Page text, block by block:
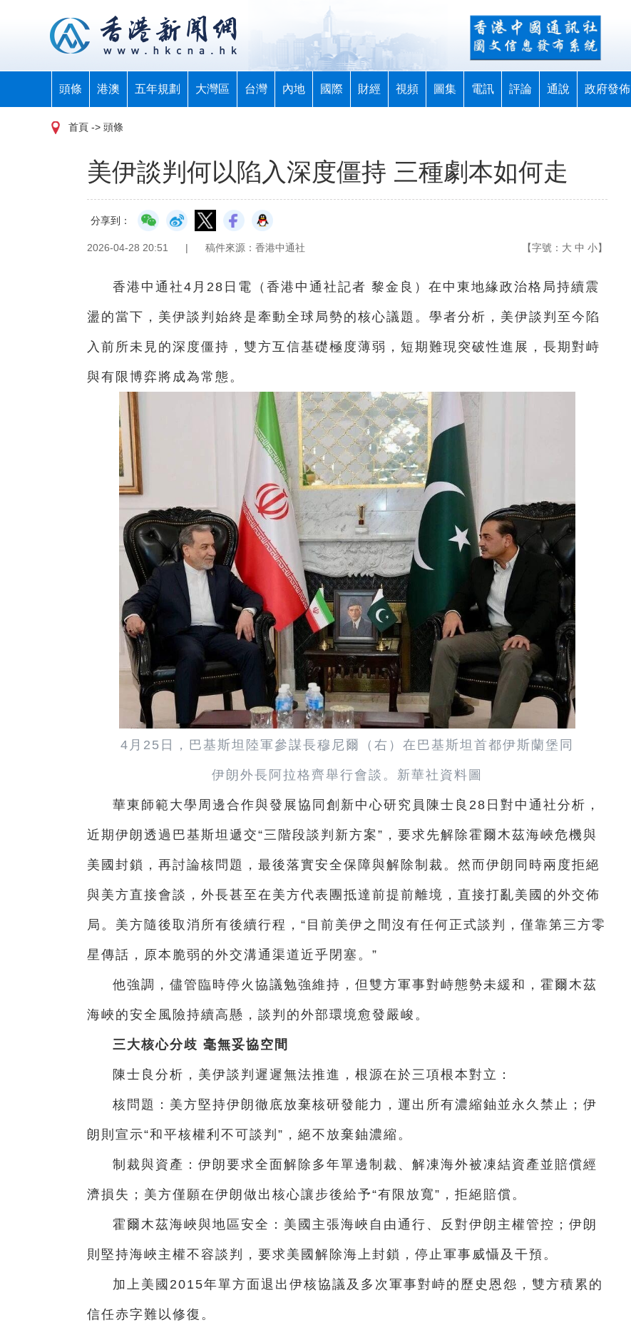
頭條 港澳 五年規劃 大灣區 台灣 內地 國際 財經 視頻 圖集 電訊 評論 通說 政府發佈
首頁 -> 頭條
美伊談判何以陷入深度僵持 三種劇本如何走
分享到：
2026-04-28 20:51 | 稿件來源：香港中通社 【字號： 大 中 小】
香港中通社4月28日電（香港中通社記者 黎金良）在中東地緣政治格局持續震
盪的當下，美伊談判始終是牽動全球局勢的核心議題。學者分析，美伊談判至今陷
入前所未見的深度僵持，雙方互信基礎極度薄弱，短期難現突破性進展，長期對峙
與有限博弈將成為常態。
4月25日，巴基斯坦陸軍參謀長穆尼爾（右）在巴基斯坦首都伊斯蘭堡同
伊朗外長阿拉格齊舉行會談。新華社資料圖
華東師範大學周邊合作與發展協同創新中心研究員陳士良28日對中通社分析，
近期伊朗透過巴基斯坦遞交“三階段談判新方案”，要求先解除霍爾木茲海峽危機與
美國封鎖，再討論核問題，最後落實安全保障與解除制裁。然而伊朗同時兩度拒絕
與美方直接會談，外長甚至在美方代表團抵達前提前離境，直接打亂美國的外交佈
局。美方隨後取消所有後續行程，“目前美伊之間沒有任何正式談判，僅靠第三方零
星傳話，原本脆弱的外交溝通渠道近乎閉塞。”
他強調，儘管臨時停火協議勉強維持，但雙方軍事對峙態勢未緩和，霍爾木茲
海峽的安全風險持續高懸，談判的外部環境愈發嚴峻。
三大核心分歧 毫無妥協空間
陳士良分析，美伊談判遲遲無法推進，根源在於三項根本對立：
核問題：美方堅持伊朗徹底放棄核研發能力，運出所有濃縮鈾並永久禁止；伊
朗則宣示“和平核權利不可談判”，絕不放棄鈾濃縮。
制裁與資產：伊朗要求全面解除多年單邊制裁、解凍海外被凍結資產並賠償經
濟損失；美方僅願在伊朗做出核心讓步後給予“有限放寬”，拒絕賠償。
霍爾木茲海峽與地區安全：美國主張海峽自由通行、反對伊朗主權管控；伊朗
則堅持海峽主權不容談判，要求美國解除海上封鎖，停止軍事威懾及干預。
加上美國2015年單方面退出伊核協議及多次軍事對峙的歷史恩怨，雙方積累的
信任赤字難以修復。